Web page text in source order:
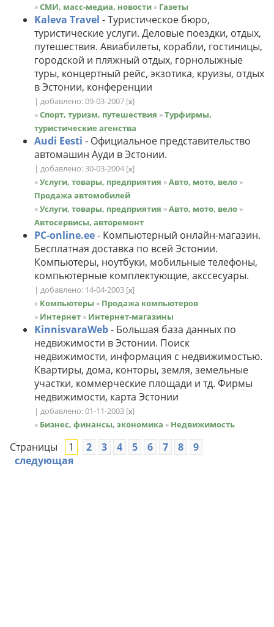
»СМИ, масс-медиа, новости » Газеты
Kaleva Travel - Туристическое бюро,
туристические услуги. Деловые поездки, отдых,
путешествия. Авиабилеты, корабли, гостиницы,
городской и пляжный отдых, горнолыжные
туры, концертный рейс, экзотика, круизы, отдых
в Эстонии, кoнференции
| добавлено: 09-03-2007 [x]
»Спорт, туризм, путешествия »Турфирмы,
туристические агенства
Audi Eesti - Официальное представительство
автомашин Ауди в Эстонии.
| добавлено: 30-03-2004 [x]
»Услуги, товары, предприятия »Авто, мото, вело »
Продажа автомобилей
»Услуги, товары, предприятия »Авто, мото, вело »
Автосервисы, авторемонт
PC-online.ee- Компьютерный онлайн-магазин.
Бесплатная доставка по всей Эстонии.
Компьютеры, ноутбуки, мобильные телефоны,
компьютерные комплектующие, акссесуары.
| добавлено: 14-04-2003 [x]
» Компьютеры » Продажа компьютеров
» Интернет » Интернет-магазины
KinnisvaraWeb- Большая база данных по
недвижимости в Эстонии. Поиск
недвижимости, информация с недвижимостью.
Квартиры, дома, конторы, земля, земельные
участки, коммерческие площади и тд. Фирмы
недвижимости, карта Эстонии
| добавлено: 01-11-2003 [x]
» Бизнес, финансы, экономика » Недвижимость
Страницы 1 2 3 4 5 6 7 8
9
следующая